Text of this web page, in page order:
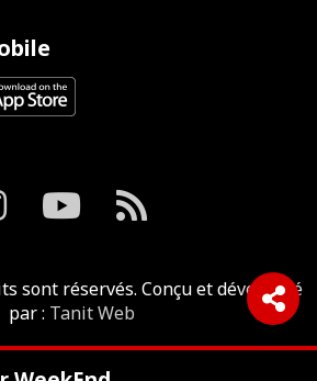
sont réservés. Conçu et développé
par : Tanit Web